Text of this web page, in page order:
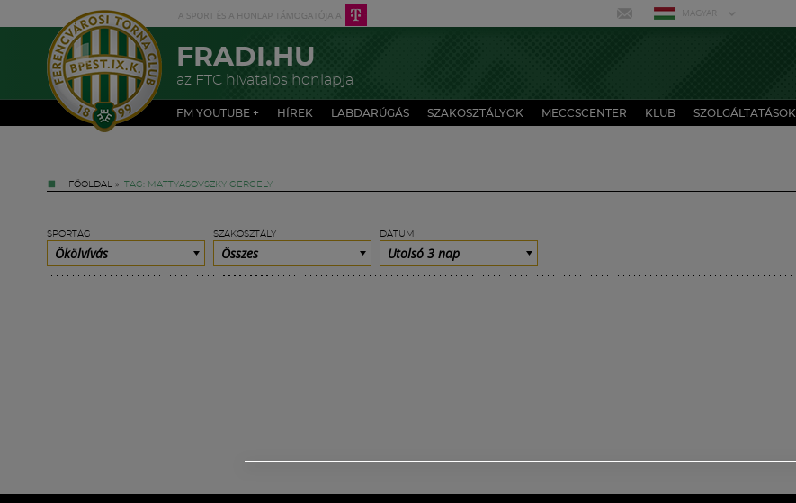
MAGYAR
FRADI.HU
az FTC hivatalos honlapja
FM YOUTUBE + HÍREK LABDARÚGÁS SZAKOSZTÁLYOK MECCSCENTER KLUB SZOLGÁLTATÁSOK
FŐOLDAL » TAG: MATTYASOVSZKY GERGELY
SPORTÁG
Ökölvívás
SZAKOSZTÁLY
Összes
DÁTUM
Utolsó 3 nap